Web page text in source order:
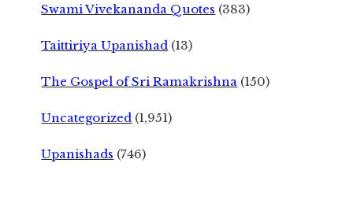
Swami Vivekananda Quotes (383)
Taittiriya Upanishad (13)
The Gospel of Sri Ramakrishna (150)
Uncategorized (1,951)
Upanishads (746)